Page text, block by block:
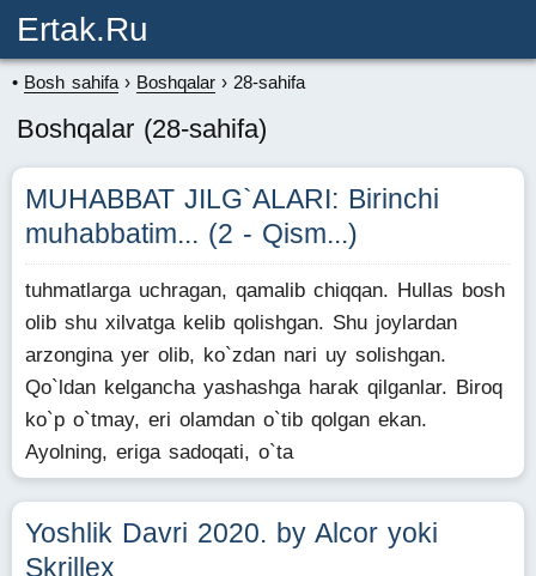
Ertak.ru
Bosh sahifa Boshqalar 28-sahifa
Boshqalar (28-sahifa)
MUHABBAT JILG`ALARI: Birinchi
muhabbatim... (2 - Qism...)
tuhmatlarga uchragan, qamalib chiqqan. Hullas bosh
olib shu xilvatga kelib qolishgan. Shu joylardan
arzongina yer olib, ko`zdan nari uy solishgan.
Qo`ldan kelgancha yashashga harak qilganlar. Biroq
ko`p o`tmay, eri olamdan o`tib qolgan ekan.
Ayolning, eriga sadoqati, o`ta
Yoshlik Davri 2020. by Alcor yoki
Skrillex